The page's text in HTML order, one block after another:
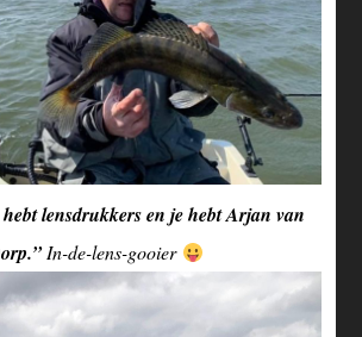
lensdrukkers en je hebt Arjan van
In-de-lens-gooier